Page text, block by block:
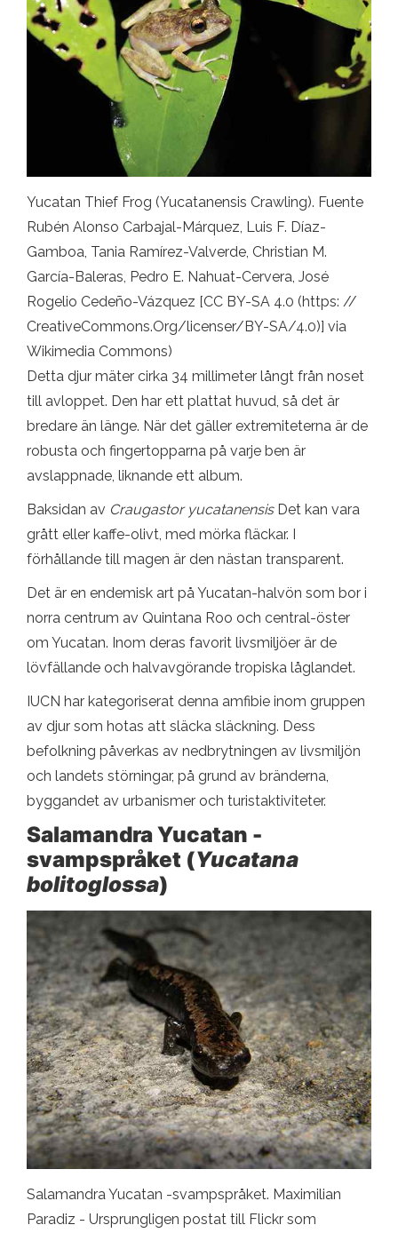
Yucatan Thief Frog (Yucatanensis Crawling). Fuente
Rubén Alonso Carbajal-Márquez, Luis F. Díaz-
Gamboa, Tania Ramírez-Valverde, Christian M.
García-Baleras, Pedro E. Nahuat-Cervera, José
Rogelio Cedeño-Vázquez [CC BY-SA 4.0 (https: //
CreativeCommons.Org/licenser/BY-SA/4.0)] via
Wikimedia Commons)
Detta djur mäter cirka 34 millimeter långt från noset
till avloppet. Den har ett plattat huvud, så det är
bredare än länge. När det gäller extremiteterna är de
robusta och fingertopparna på varje ben är
avslappnade, liknande ett album.
Baksidan av Craugastor yucatanensisDet kan vara
grått eller kaffe-olivt, med mörka fläckar. I
förhållande till magen är den nästan transparent.
Det är en endemisk art på Yucatan-halvön som bor i
norra centrum av Quintana Roo och central-öster
om Yucatan. Inom deras favorit livsmiljöer är de
lövfällande och halvavgörande tropiska låglandet.
IUCN har kategoriserat denna amfibie inom gruppen
av djur som hotas att släcka släckning. Dess
befolkning påverkas av nedbrytningen av livsmiljön
och landets störningar, på grund av bränderna,
byggandet av urbanismer och turistaktiviteter.
Salamandra Yucatan -
svampspråket (Yucatana
bolitoglossa)
Salamandra Yucatan -svampspråket. Maximilian
Paradiz - Ursprungligen postat till Flickr som